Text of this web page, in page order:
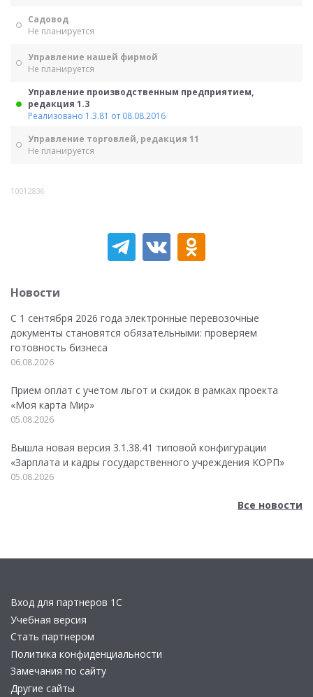
Садовод
Не планируется
Управление нашей фирмой
Не планируется
Управление производственным предприятием,
редакция 1.3
Реализовано 1.3.81 от 08.08.2016
Управление торговлей, редакция 11
Не планируется
10012836
Новости
С 1 сентября 2026 года электронные перевозочные
документы становятся обязательными: проверяем
готовность бизнеса
06.08.2026
Прием оплат с учетом льгот и скидок в рамках проекта
«Моя карта Мир»
05.08.2026
Вышла новая версия 3.1.38.41 типовой конфигурации
«Зарплата и кадры государственного учреждения КОРП»
05.08.2026
Все новости
Вход для партнеров 1С
Учебная версия
Стать партнером
Политика конфиденциальности
Замечания по сайту
Другие сайты